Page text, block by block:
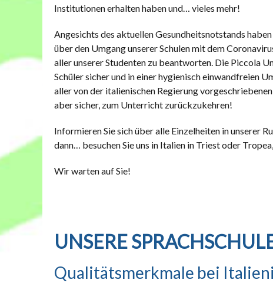
Institutionen erhalten haben und… vieles mehr!
Angesichts des aktuellen Gesundheitsnotstands
über den Umgang unserer Schulen mit dem
aller unserer Studenten zu beantworten. Die Piccola
Schüler sicher und in einer hygienisch einwandfreien
aller von der italienischen Regierung
aber sicher, zum Unterricht zurückzukehren!
Informieren Sie sich über alle Einzelheiten in unserer
dann… besuchen Sie uns in Italien in Triest oder
Wir warten auf Sie!
UNSERE
Qualitätsmerkmale bei